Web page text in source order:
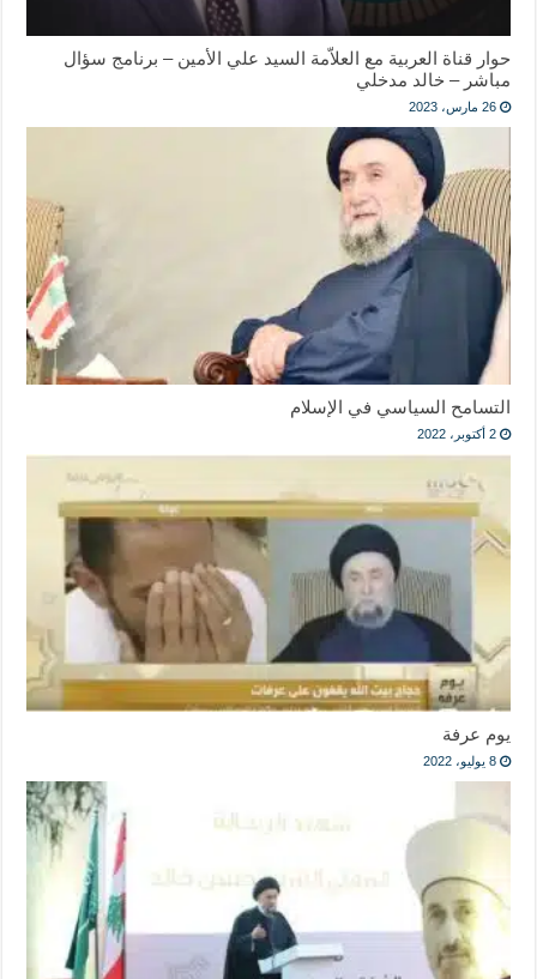
حوار قناة العربية مع العلاّمة السيد علي الأمين – برنامج سؤال
مباشر – خالد مدخلي
26 مارس، 2023
التسامح السياسي في الإسلام
2 أكتوبر، 2022
يوم عرفة
8 يوليو، 2022